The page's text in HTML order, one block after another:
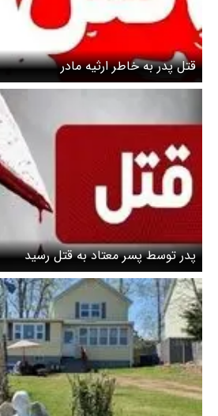
قتل پدر به خاطر ارثیه مادر
پدر توسط پسر معتاد به قتل رسید